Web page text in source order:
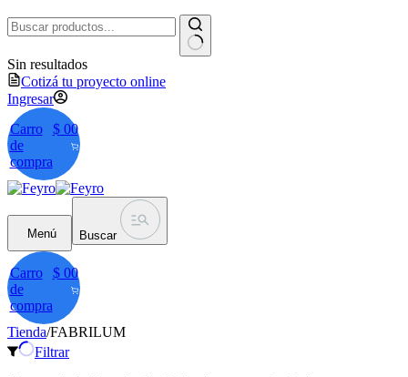
Sin resultados
Cotizá tu proyecto online
Ingresar
Carro
de
compra
$00
Menú Buscar
Carro
de
compra
$00
Tienda/FABRILUM
Filtrar